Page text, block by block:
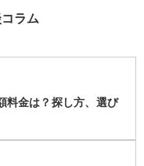
という条項を入れること
後であっても請求できる
です。
ラム
料金は？探し方、選び